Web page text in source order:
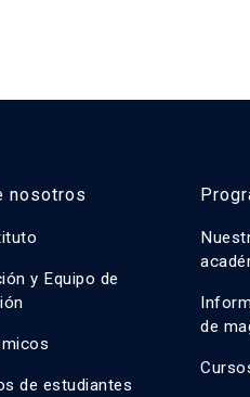
nosotros
y Equipo de
de estudiantes
de